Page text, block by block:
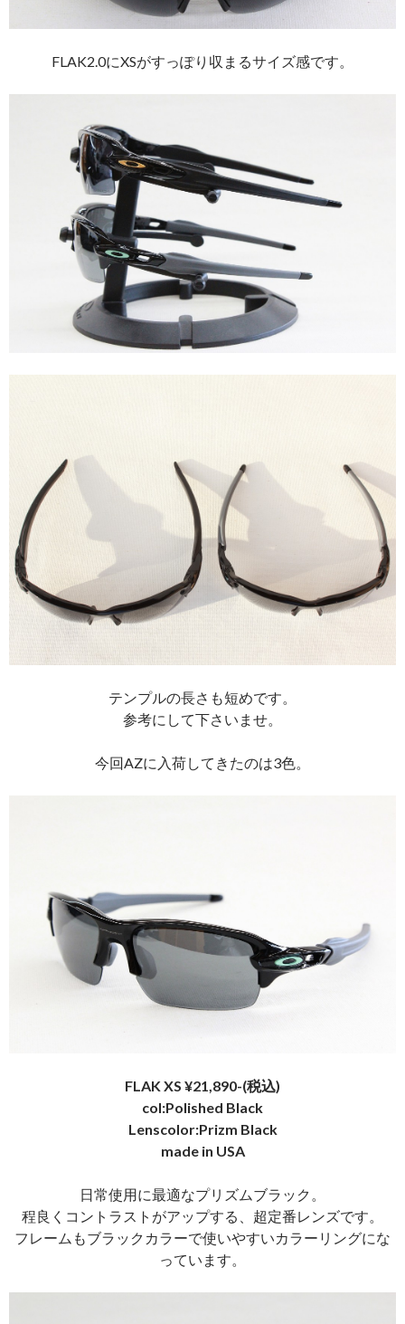
FLAK2.0にXSがすっぽり収まるサイズ感です。
テンプルの長さも短めです。
参考にして下さいませ。
今回AZに入荷してきたのは3色。
FLAK XS ¥21,890-(税込)
col:Polished Black
Lenscolor:Prizm Black
made in USA
日常使用に最適なプリズムブラック。
程良くコントラストがアップする、超定番レンズです。
フレームもブラックカラーで使いやすいカラーリングにな
っています。